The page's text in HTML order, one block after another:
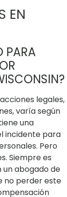
EN
PARA
legales,
varía según
una
incidente para
Pero
Siempre es
abogado de
no perder este